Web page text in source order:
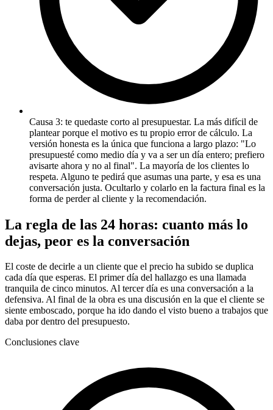
Causa 3: te quedaste corto al presupuestar. La más difícil de
plantear porque el motivo es tu propio error de cálculo. La
versión honesta es la única que funciona a largo plazo: "Lo
presupuesté como medio día y va a ser un día entero; prefiero
avisarte ahora y no al final". La mayoría de los clientes lo
respeta. Alguno te pedirá que asumas una parte, y esa es una
conversación justa. Ocultarlo y colarlo en la factura final es la
forma de perder al cliente y la recomendación.
La regla de las 24 horas: cuanto más lo
dejas, peor es la conversación
El coste de decirle a un cliente que el precio ha subido se duplica
cada día que esperas. El primer día del hallazgo es una llamada
tranquila de cinco minutos. Al tercer día es una conversación a la
defensiva. Al final de la obra es una discusión en la que el cliente se
siente emboscado, porque ha ido dando el visto bueno a trabajos que
daba por dentro del presupuesto.
Conclusiones clave